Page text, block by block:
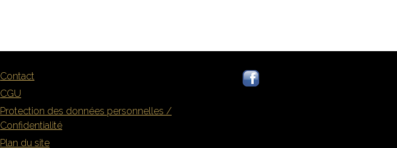
Contact
CGU
Protection des données personnelles /
Confidentialité
Plan du site